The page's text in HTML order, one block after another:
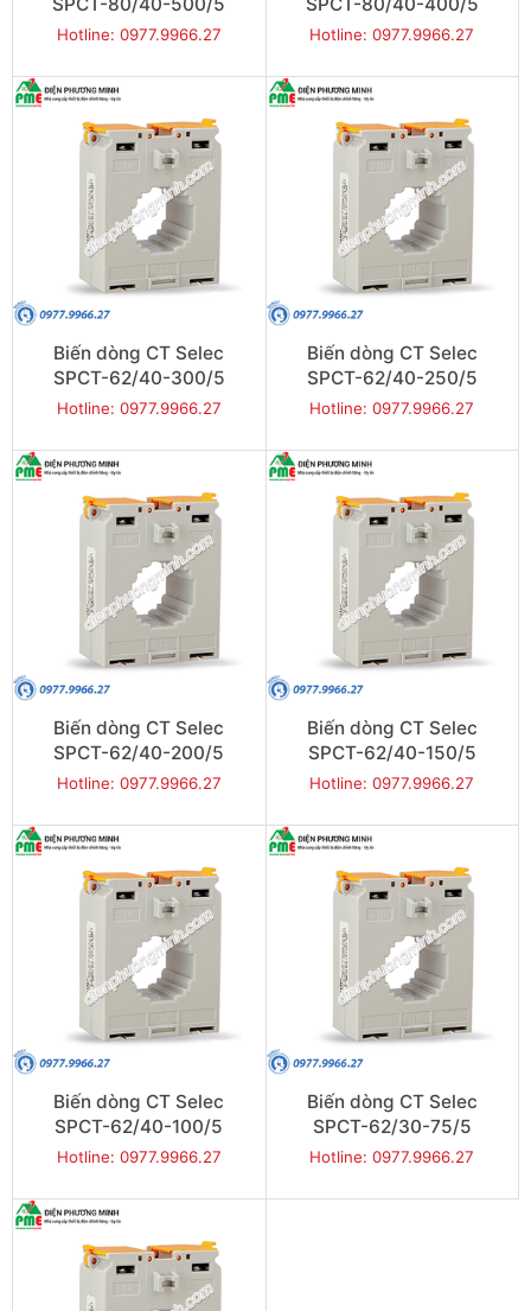
Hotline: 0977.9966.27 Hotline: 0977.9966.27
Biến dòng CT Selec
SPCT-62/40-300/5
Hotline: 0977.9966.27
Biến dòng CT Selec
SPCT-62/40-250/5
Hotline: 0977.9966.27
Biến dòng CT Selec
SPCT-62/40-200/5
Hotline: 0977.9966.27
Biến dòng CT Selec
SPCT-62/40-150/5
Hotline: 0977.9966.27
Biến dòng CT Selec
SPCT-62/40-100/5
Hotline: 0977.9966.27
Biến dòng CT Selec
SPCT-62/30-75/5
Hotline: 0977.9966.27